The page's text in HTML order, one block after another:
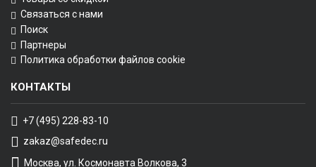
Связаться с нами
Поиск
Партнеры
Политика обработки файлов cookie
КОНТАКТЫ
+7 (495) 228-83-10
zakaz@safedec.ru
Москва, ул. Космонавта Волкова, 3